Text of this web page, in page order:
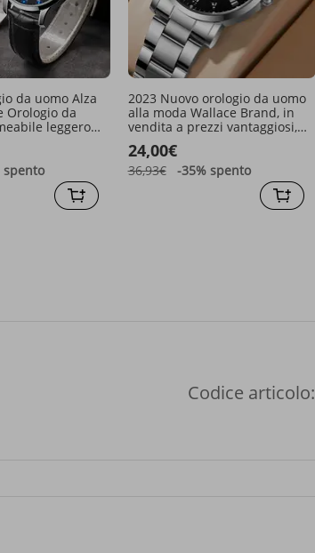
da uomo Alza
Orologio da
leggero
spento
2023 Nuovo orologio da uomo
alla moda Wallace Brand, in
vendita a prezzi vantaggiosi,
semplice e neutro, orologio da
uomo con cintura
impermeabile e luminosa
24,00€
36,93€ -35% spento
Codice articolo: